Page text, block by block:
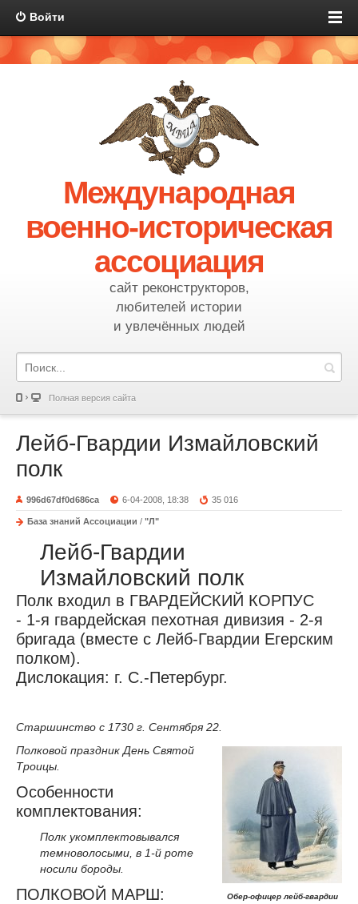
Войти
Международная
военно-историческая
ассоциация
сайт реконструкторов,
любителей истории
и увлечённых людей
Полная версия сайта
Лейб-Гвардии Измайловский
полк
996d67df0d686ca 6-04-2008, 18:38 35 016
База знаний Ассоциации / "Л"
Лейб-Гвардии
Измайловский полк
Полк входил в ГВАРДЕЙСКИЙ КОРПУС
- 1-я гвардейская пехотная дивизия - 2-я
бригада (вместе с Лейб-Гвардии Егерским
полком).
Дислокация: г. С.-Петербург.
Старшинство с 1730 г. Сентября 22.
Обер-офицер лейб-гвардии
Полковой праздник День Святой
Троицы.
Особенности
комплектования:
Полк укомплектовывался
темноволосыми, в 1-й роте
носили бороды.
ПОЛКОВОЙ МАРШ: